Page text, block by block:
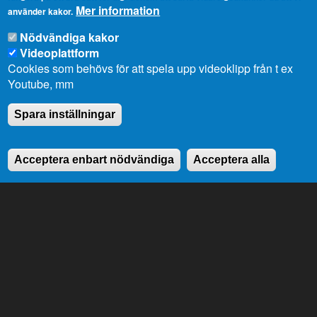
övervaka landskapsregeringen.
Genvägar
Lagtingsbiblioteket
Youtube
Om cookies
Dataskydd
använder kakor. Mer information
Nödvändiga kakor
Videoplattform
Cookies som behövs för att spela upp videoklipp från t ex
Youtube, mm
Spara inställningar
Acceptera enbart nödvändiga Acceptera alla